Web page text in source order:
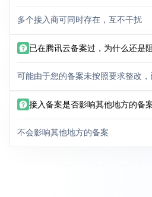
多个接入商可同时存在，互不干扰
已在腾讯云备案过，为什么还是
可能由于您的备案未按照要求整改，
接入备案是否影响其他地方的备
不会影响其他地方的备案